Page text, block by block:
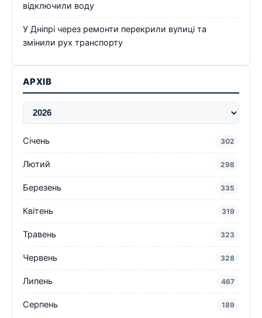
відключили воду
У Дніпрі через ремонти перекрили вулиці та
змінили рух транспорту
АРХІВ
Січень 302
Лютий 298
Березень 335
Квітень 319
Травень 323
Червень 328
Липень 467
Серпень 189